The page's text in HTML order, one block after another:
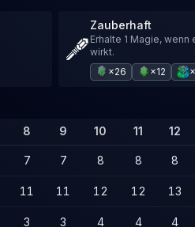
Zauberhaft
Erhalte 1 Magie,
wirkt.
×26
×12
8 9 10 11 12
7 7 8 8 8
11 11 12 12 13
3 3 4 4 4